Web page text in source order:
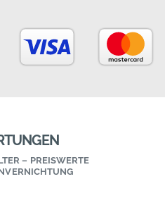
– PREISWERTE